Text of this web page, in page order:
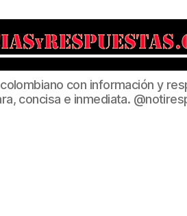
con información y
concisa e inmediata.